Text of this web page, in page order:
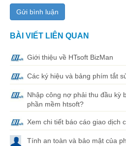
BÀI VIẾT LIÊN QUAN
Giới thiệu về HTsoft BizMan
Các ký hiệu và bảng phím tắt
Nhập công nợ phải thu đầu kỳ
phần mềm htsoft?
Xem chi tiết báo cáo giao dịch
Tính an toàn và bảo mật của